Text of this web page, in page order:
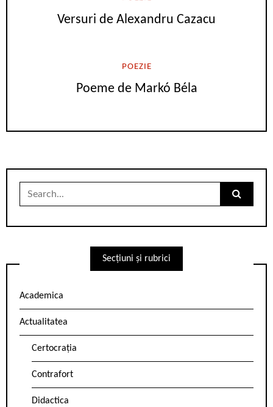
Versuri de Alexandru Cazacu
POEZIE
Poeme de Markó Béla
Search
Secțiuni și rubrici
Academica
Actualitatea
Certocrația
Contrafort
Didactica